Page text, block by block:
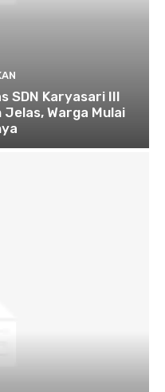
SDN Karyasari III
Jelas, Warga Mulai